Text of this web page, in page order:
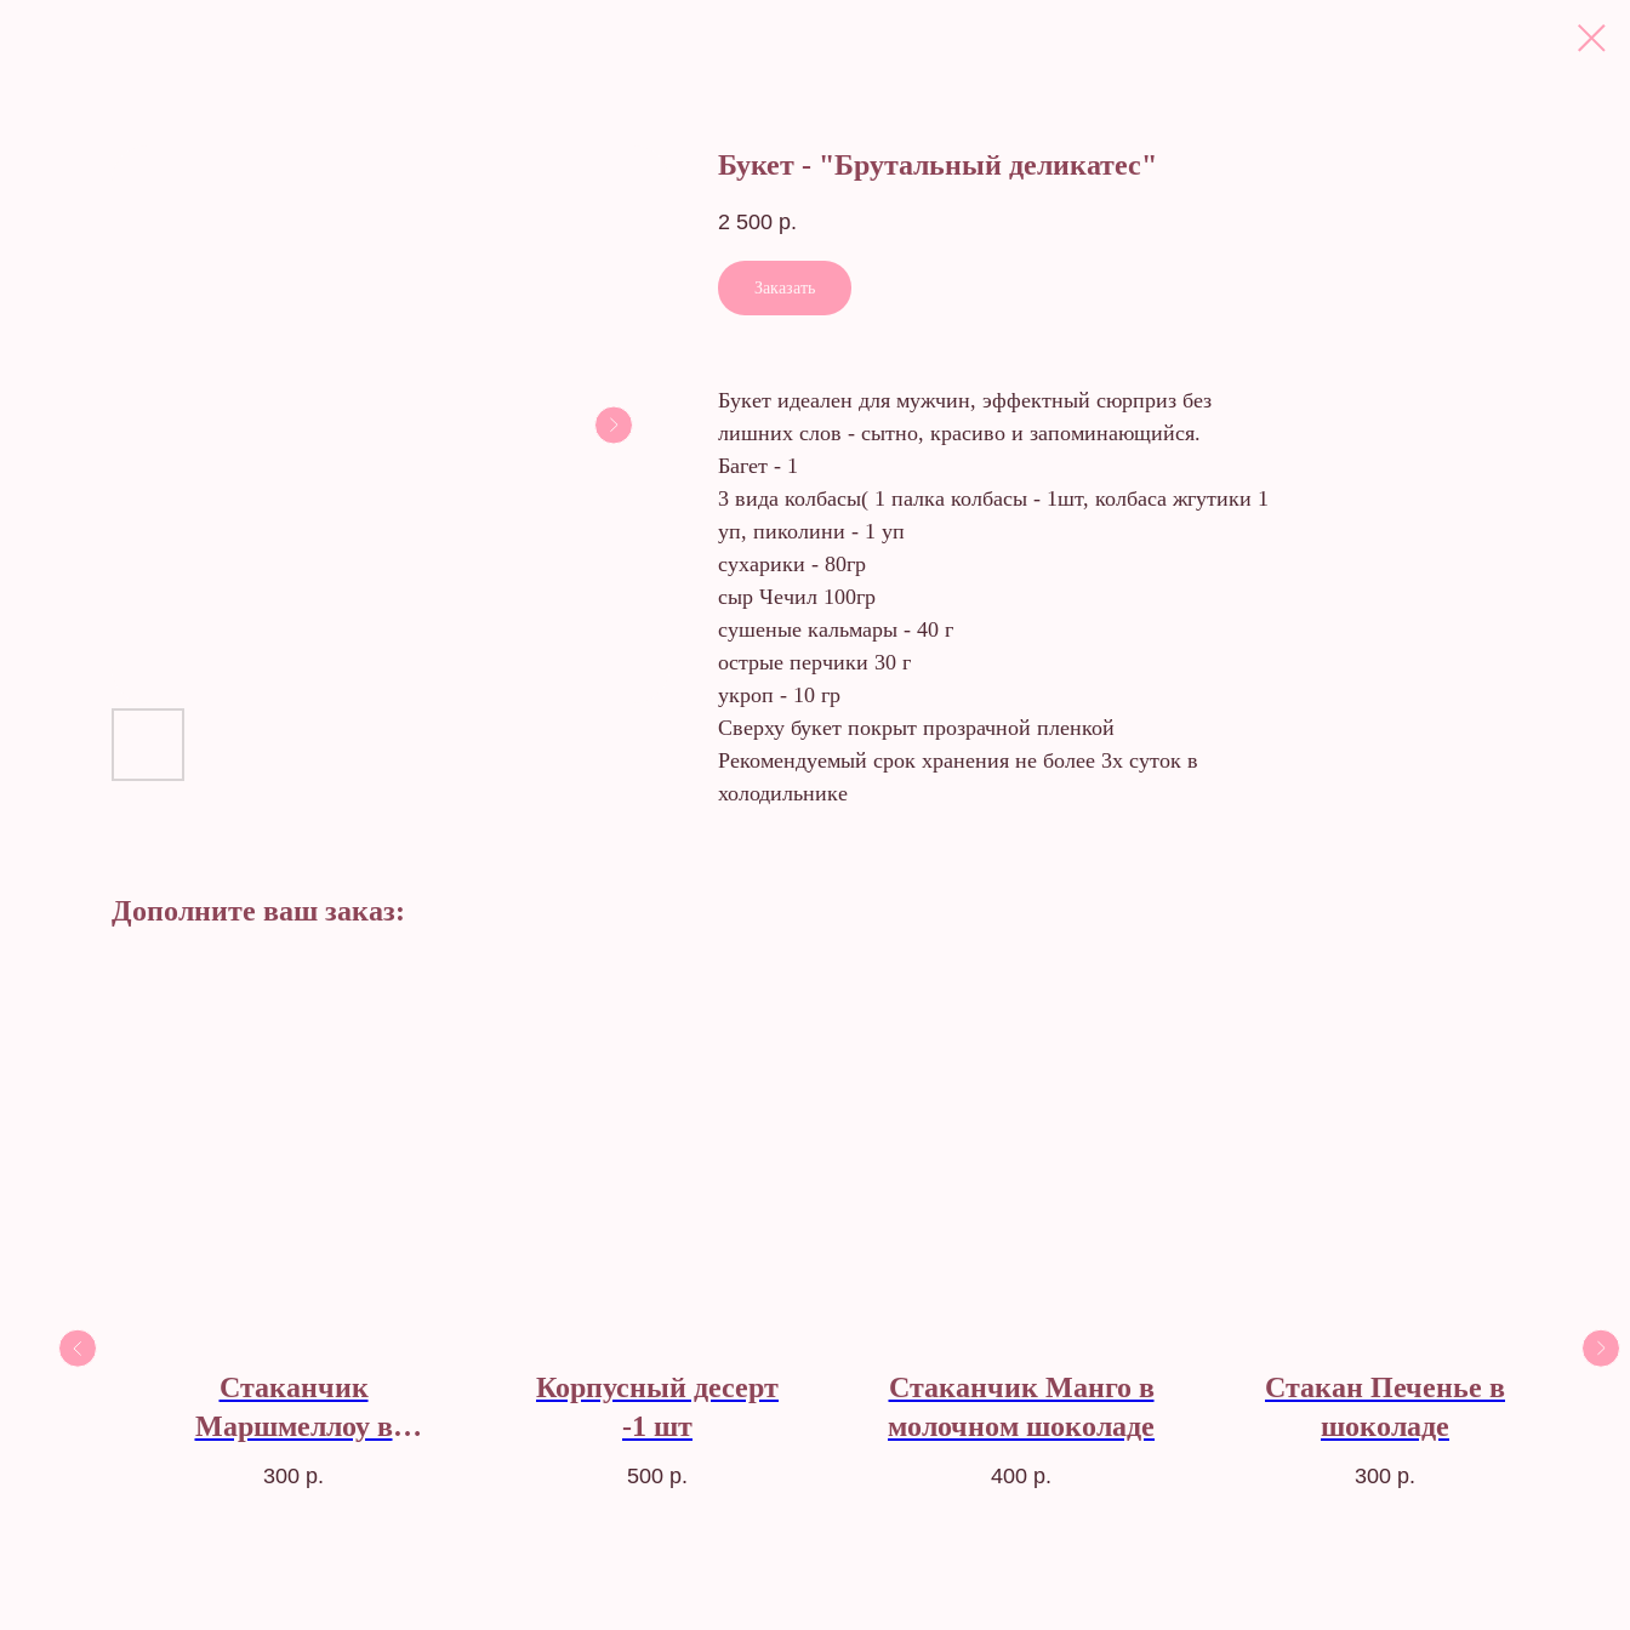
Букет - "Брутальный деликатес"
2 500 р.
Заказать
Букет идеален для мужчин, эффектный сюрприз без
лишних слов - сытно, красиво и запоминающийся.
Багет - 1
3 вида колбасы( 1 палка колбасы - 1шт, колбаса жгутики 1
уп, пиколини - 1 уп
сухарики - 80гр
сыр Чечил 100гр
сушеные кальмары - 40 г
острые перчики 30 г
укроп - 10 гр
Сверху букет покрыт прозрачной пленкой
Рекомендуемый срок хранения не более 3х суток в
холодильнике
Дополните ваш заказ:
Стаканчик
Маршмеллоу в
молочном шоколаде
300 р.
Корпусный десерт
-1 шт
500 р.
Стаканчик Манго в
молочном шоколаде
400 р.
Стакан Печенье в
шоколаде
300 р.